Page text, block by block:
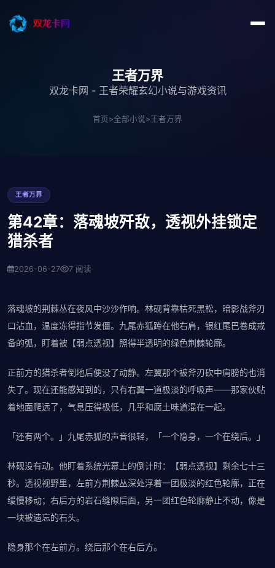
王者万界
双龙卡网 - 王者荣耀玄幻小说与游戏资讯
首页>全部小说>王者万界
王者万界
第42章：落魂坡歼敌，透视外挂锁定
猎杀者
2026-06-27 7 阅读
落魂坡的荆棘丛在夜风中沙沙作响。林砚背靠枯死黑松，暗影战斧刃
口沾血，温度冻得指节发僵。九尾赤狐蹲在他右肩，银红尾巴卷成戒
备的弧，盯着被【弱点透视】照得半透明的绿色荆棘轮廓。
正前方的猎杀者倒地后便没了动静。左翼那个被斧刃砍中肩膀的也消
失了。现在还能感知到的，只有右翼一道极淡的呼吸声——那家伙贴
着地面爬远了，气息压得极低，几乎和腐土味道混在一起。
「还有两个。」九尾赤狐的声音很轻，「一个隐身，一个在绕后。」
林砚没有动。他盯着系统光幕上的倒计时：【弱点透视】剩余七十三
秒。透视视野里，左前方荆棘丛深处浮着一团极淡的红色轮廓，正在
缓慢移动；右后方的岩石缝隙后面，另一团红色轮廓静止不动，像是
一块被遗忘的石头。
隐身那个在左前方。绕后那个在右后方。